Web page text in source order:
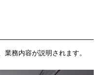
務内容が説明されます。